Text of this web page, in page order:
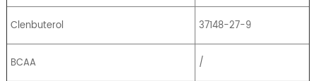
Clenbuterol 37148-27-9
BCAA /